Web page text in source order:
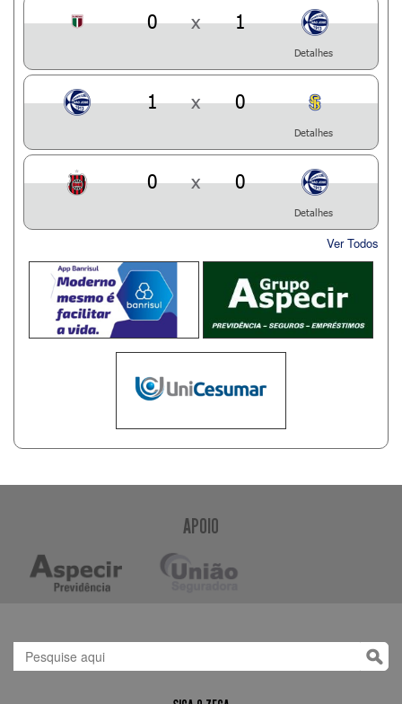
0 x 1
Detalhes
1 x 0
Detalhes
0 x 0
Detalhes
Ver Todos
APOIO